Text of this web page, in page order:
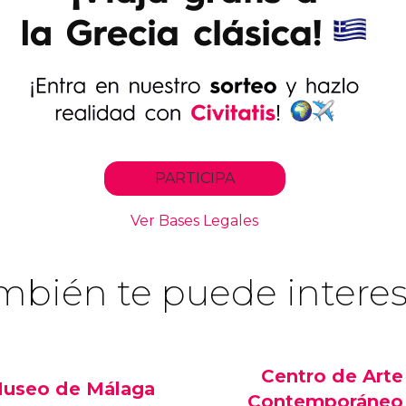
te puede
de Málaga
Centro de Arte
Contemporáneo